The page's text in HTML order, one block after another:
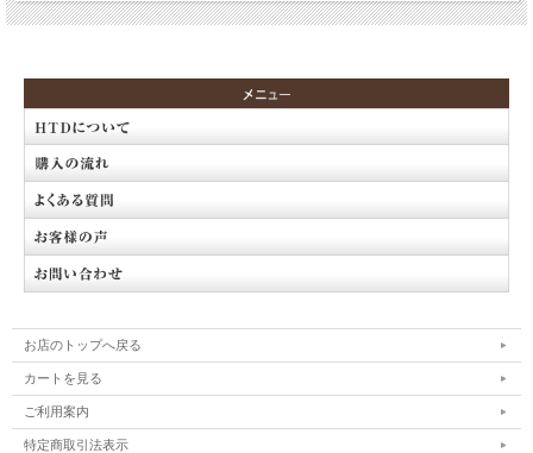
お店のトップへ戻る
カートを見る
ご利用案内
特定商取引法表示